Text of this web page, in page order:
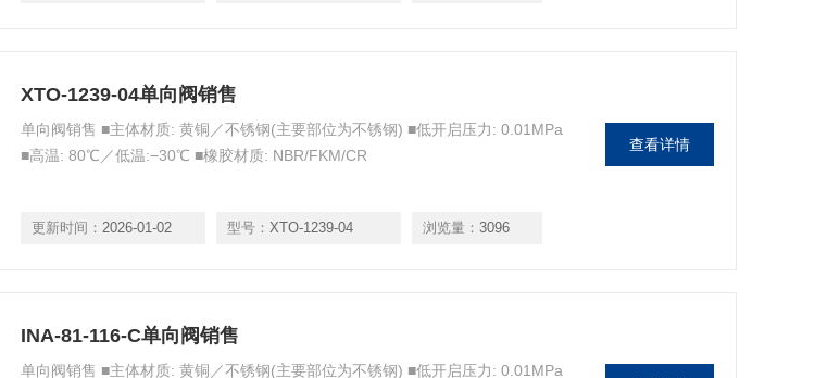
XTO-1239-04单向阀销售
单向阀销售 ■主体材质: 黄铜／不锈钢(主要部位为不锈钢) ■低开启压力: 0.01MPa
■高温: 80℃／低温:−30℃ ■橡胶材质: NBR/FKM/CR
更新时间： 2026-01-02 型号： XTO-1239-04 浏览量： 3096
查看详情
INA-81-116-C单向阀销售
单向阀销售 ■主体材质: 黄铜／不锈钢(主要部位为不锈钢) ■低开启压力: 0.01MPa